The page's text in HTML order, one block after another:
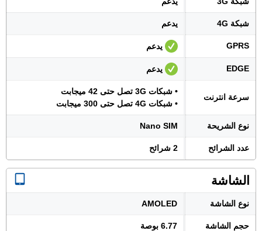
شبكة 4G يدعم
GPRS يدعم
EDGE يدعم
سرعة انترنت
• شبكات 3G تصل حتى 42 ميجابت
• شبكات 4G تصل حتى 300 ميجابت
نوع الشريحة Nano SIM
عدد الشرائح 2 شرائح
الشاشة
نوع الشاشة AMOLED
حجم الشاشة 6.77 بوصة